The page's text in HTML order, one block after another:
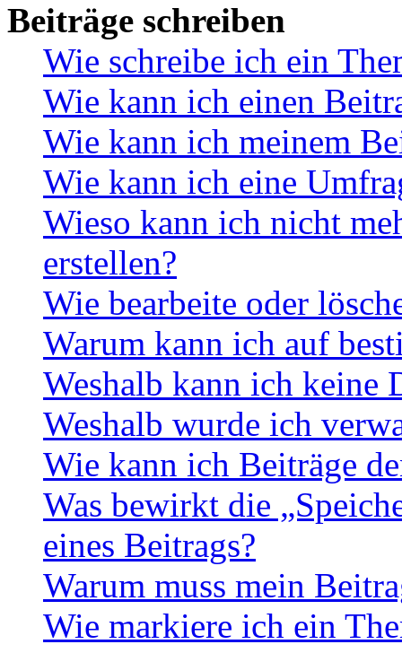
Beiträge schreiben
Wie schreibe ich ein
Wie kann ich einen
Wie kann ich meinem
Wie kann ich eine
Wieso kann ich nicht
erstellen?
Wie bearbeite oder
Warum kann ich auf
Weshalb kann ich keine
Weshalb wurde ich
Wie kann ich Beiträge
Was bewirkt die
eines Beitrags?
Warum muss mein
Wie markiere ich ein